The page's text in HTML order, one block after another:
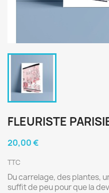
FLEURISTE
20,00 €
TTC
Du carrelage, des plantes,
suffit de peu pour que la